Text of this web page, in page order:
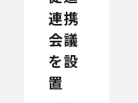
連携
会議
を設
置